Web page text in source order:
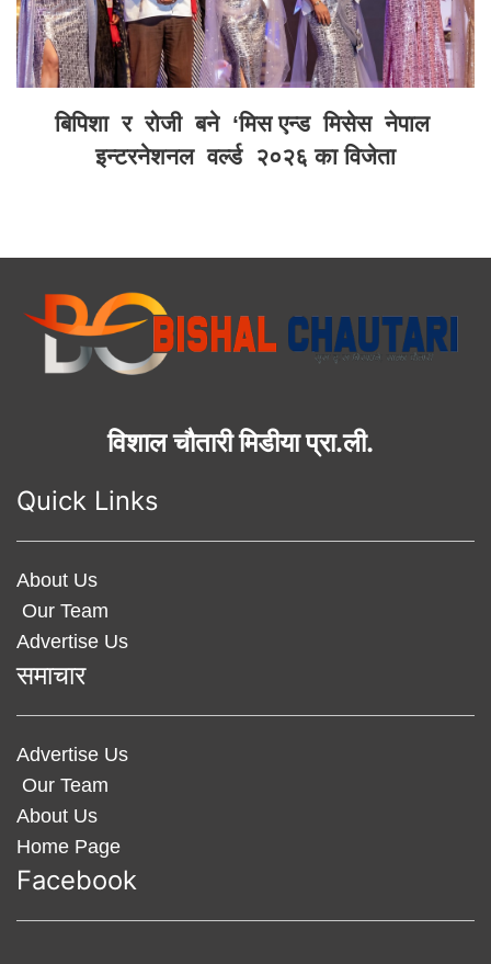
बिपिशा र रोजी बने ‘मिस एन्ड मिसेस नेपाल
इन्टरनेशनल वर्ल्ड २०२६ का विजेता
विशाल चौतारी मिडीया प्रा.ली.
Quick Links
About Us
Our Team
Advertise Us
समाचार
Advertise Us
Our Team
About Us
Home Page
Facebook